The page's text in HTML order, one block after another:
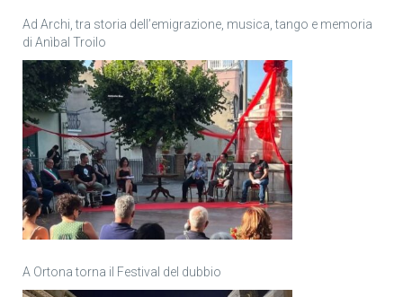
Ad Archi, tra storia dell’emigrazione, musica, tango e memoria
di Anìbal Troilo
A Ortona torna il Festival del dubbio